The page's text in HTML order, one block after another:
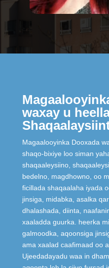
waxay u
Magaalooyinka Dooxada
shaqo-bixiye loo siman
shaqaaleysiino,
bedelno, magdhowno, oo
ficillada shaqaalaha iyada
jinsiga, midabka, asalka
dhalashada, diinta,
xaaladda guurka. heerka
galmoodka, aqoonsiga
ama xaalad caafimaad oo
Ujeedadayadu waa in